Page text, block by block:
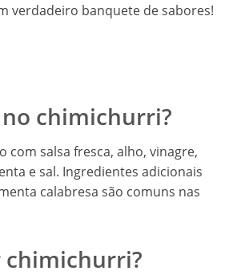
verdadeiro banquete de sabores!
chimichurri?
com salsa fresca, alho, vinagre,
e sal. Ingredientes adicionais
calabresa são comuns nas
chimichurri?